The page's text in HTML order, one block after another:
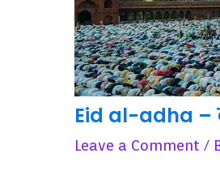
Eid al-adha
Leave a Comment /